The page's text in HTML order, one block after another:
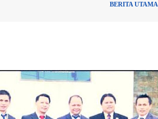
BERITA UTAMA